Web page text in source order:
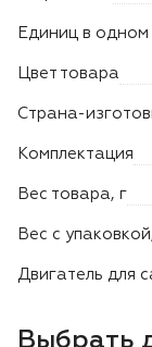
Единиц в одном
Цвет товара
Страна-
Комплектация
Вес товара, г
Вес с
Двигатель для
Выбрать